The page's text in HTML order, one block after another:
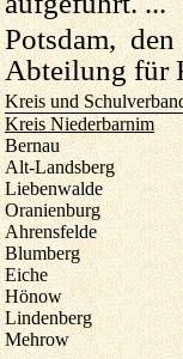
Potsdam,
Abteilung für
Kreis und
Kreis Niederbarnim
Bernau
Alt-Landsberg
Liebenwalde
Oranienburg
Ahrensfelde
Blumberg
Eiche
Hönow
Lindenberg
Mehrow